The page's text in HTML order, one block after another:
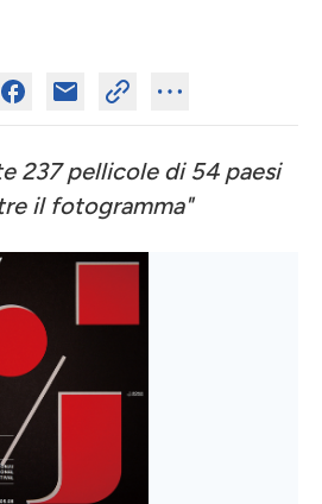
237 pellicole di 54 paesi
il fotogramma"